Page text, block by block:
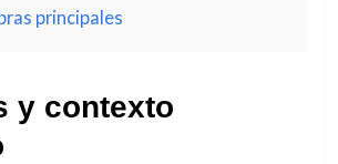
principales
y contexto